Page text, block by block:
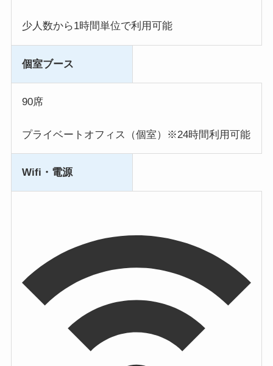
少人数から1時間単位で利用可能
個室ブース
90席
プライベートオフィス（個室）※24時間利用可能
Wifi・電源